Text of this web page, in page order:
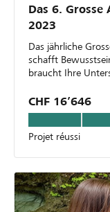
Das 6. Grosse
2023
Das jährliche
schafft
braucht Ihre
CHF 16’646
Projet réussi